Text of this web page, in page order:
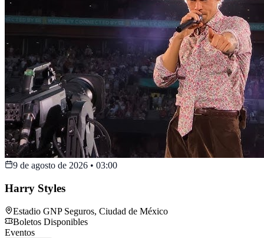
9 de agosto de 2026 • 03:00
Harry Styles
Estadio GNP Seguros, Ciudad de México
Boletos Disponibles
Eventos